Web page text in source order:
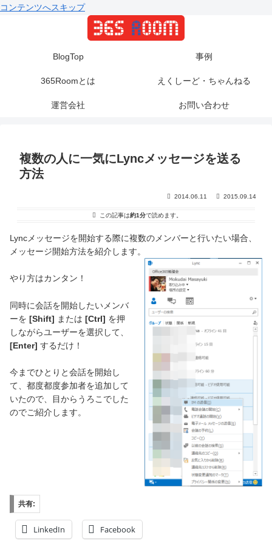
コンテンツへスキップ
BlogTop 事例
365Roomとは えくしーど・ちゃんねる
運営会社 お問い合わせ
複数の人に一気にLyncメッセージを送る
方法
2014.06.11 2015.09.14
この記事は約1分で読めます。
Lyncメッセージを開始する際に複数のメンバーと行いたい場合、
メッセージ開始方法を紹介します。
やり方はカンタン！
同時に会話を開始したいメンバ
ーを [Shift] または [Ctrl] を押
しながらユーザーを選択して、
[Enter] するだけ！
今までひとりと会話を開始し
て、都度都度参加者を追加して
いたので、目からうろこでした
のでご紹介します。
共有:
LinkedIn Facebook